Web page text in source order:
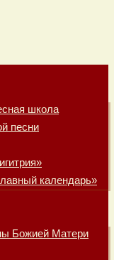
школа
песни
календарь»
Божией Матери